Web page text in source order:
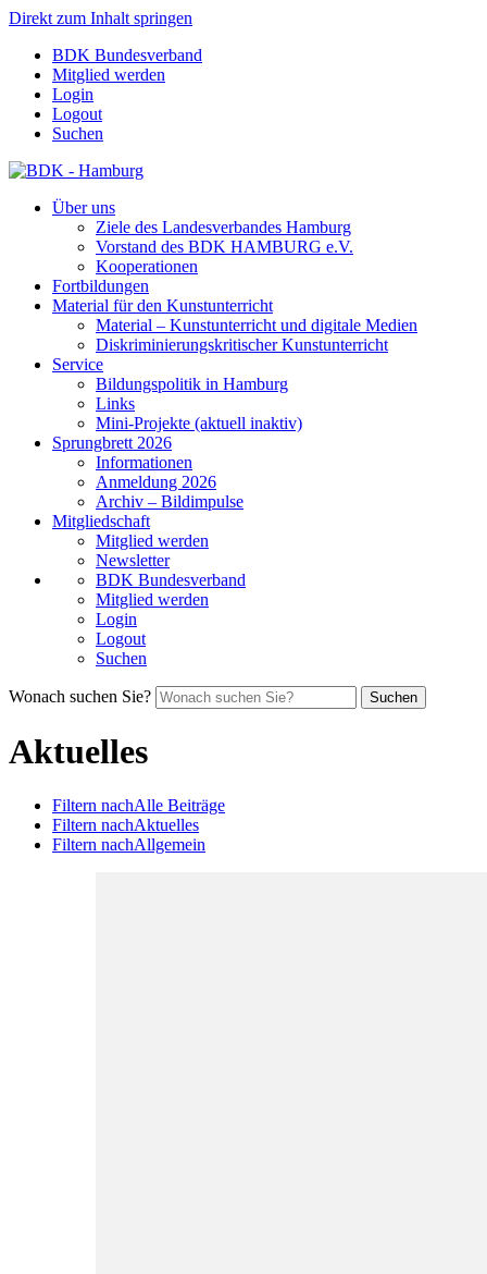
Direkt zum Inhalt springen
BDK Bundesverband
Mitglied werden
Login
Logout
Suchen
Über uns
Ziele des Landesverbandes Hamburg
Vorstand des BDK HAMBURG e.V.
Kooperationen
Fortbildungen
Material für den Kunstunterricht
Material – Kunstunterricht und digitale Medien
Diskriminierungskritischer Kunstunterricht
Service
Bildungspolitik in Hamburg
Links
Mini-Projekte (aktuell inaktiv)
Sprungbrett 2026
Informationen
Anmeldung 2026
Archiv – Bildimpulse
Mitgliedschaft
Mitglied werden
Newsletter
BDK Bundesverband
Mitglied werden
Login
Logout
Suchen
Wonach suchen Sie? Suchen
Aktuelles
Filtern nachAlle Beiträge
Filtern nachAktuelles
Filtern nachAllgemein